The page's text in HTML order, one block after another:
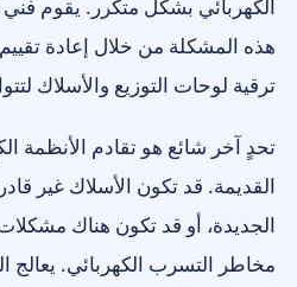
الكهربائي بشكل متكرر. يقوم فني
هذه المشكلة من خلال إعادة تقييم
ترقية لوحات التوزيع والأسلاك
تحدٍ آخر شائع هو تقادم الأنظمة
القديمة. قد تكون الأسلاك غير
الجديدة، أو قد تكون هناك
مخاطر التسرب الكهربائي. يعالج